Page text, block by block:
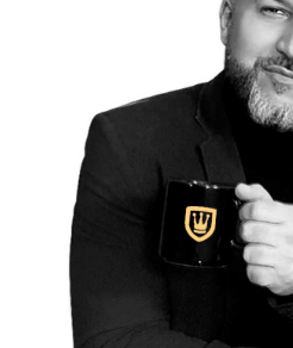
Alto